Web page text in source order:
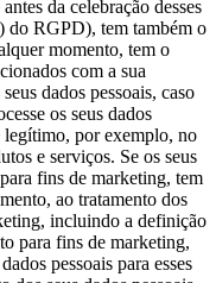
da celebração desses
do RGPD), tem também o
momento, tem o
com a sua
dados pessoais, caso
os seus dados
legítimo, por exemplo, no
e serviços. Se os seus
fins de marketing, tem
ao tratamento dos
incluindo a definição
para fins de marketing,
pessoais para esses